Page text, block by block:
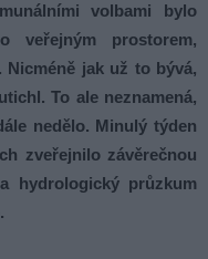
volbami bylo
veřejným prostorem,
Nicméně jak už to bývá,
To ale neznamená,
nedělo. Minulý týden
zveřejnilo závěrečnou
hydrologický průzkum